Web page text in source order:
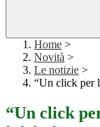
Home >
Novità >
Le notizie >
“Un click per
“Un click